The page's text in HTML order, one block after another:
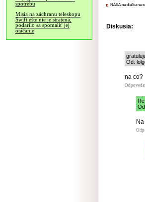
spotrebu
Misia na záchranu teleskopu
Swift ešte nie je stratená,
podarilo sa spomaliť jej
otáčanie
NASA na diaľku na
Diskusia:
Od:
na co?